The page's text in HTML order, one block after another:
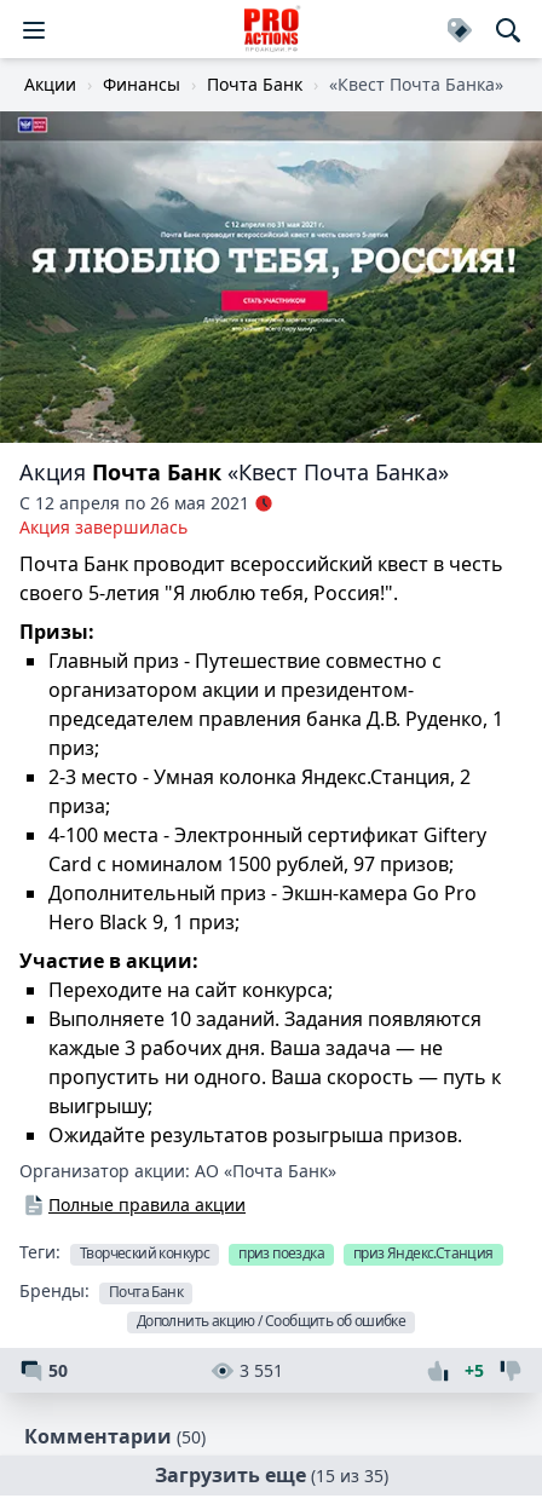
Акции Финансы Почта Банк «Квест Почта Банка»
Акция Почта Банк «Квест Почта Банка»
С 12 апреля по 26 мая 2021
Акция завершилась
Почта Банк проводит всероссийский квест в честь
своего 5-летия "Я люблю тебя, Россия!".
Призы:
Главный приз - Путешествие совместно с
организатором акции и президентом-
председателем правления банка Д.В. Руденко, 1
приз;
2-3 место - Умная колонка Яндекс.Станция, 2
приза;
4-100 места - Электронный сертификат Giftery
Card с номиналом 1500 рублей, 97 призов;
Дополнительный приз - Экшн-камера Go Pro
Hero Black 9, 1 приз;
Участие в акции:
Переходите на сайт конкурса;
Выполняете 10 заданий. Задания появляются
каждые 3 рабочих дня. Ваша задача — не
пропустить ни одного. Ваша скорость — путь к
выигрышу;
Ожидайте результатов розыгрыша призов.
Организатор акции: АО «Почта Банк»
Полные правила акции
Теги: Творческий конкурс приз поездка приз Яндекс.Станция
Бренды:
Почта Банк
Дополнить акцию / Сообщить об ошибке
50 3 551 +5
Комментарии (50)
Загрузить еще (15 из 35)